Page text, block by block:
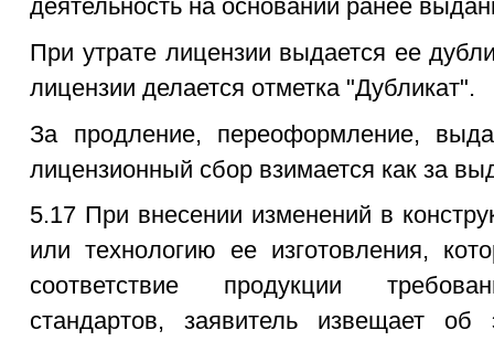
деятельность на основании ранее
При утрате лицензии выдается ее
лицензии делается отметка "Дубликат".
За продление, переоформление,
лицензионный сбор взимается как за
5.17 При внесении изменений в
или технологию ее изготовления,
соответствие продукции
стандартов, заявитель извещает